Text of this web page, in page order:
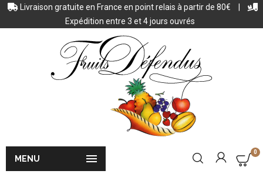
Livraison gratuite en France en point relais à partir de 80€
Expédition entre 3 et 4 jours ouvrés

MENU
0